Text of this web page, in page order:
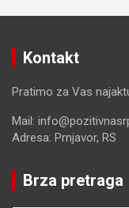
Kontakt
Pratimo za Vas
Mail:
Adresa: Prnjavor, RS
Brza pretraga